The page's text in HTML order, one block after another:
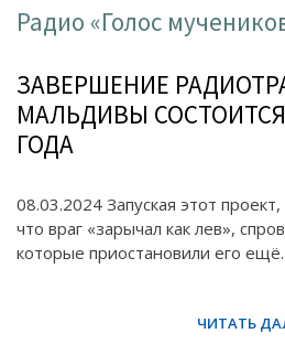
Радио «Голос
ЗАВЕРШЕНИЕ
МАЛЬДИВЫ СОСТОИТСЯ
ГОДА
08.03.2024 Запуская этот
что враг «зарычал как лев»,
которые приостановили его